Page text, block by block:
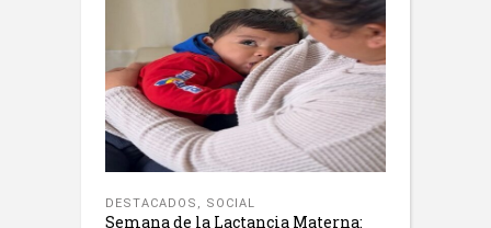
DESTACADOS , SOCIAL
Semana de la Lactancia Materna: